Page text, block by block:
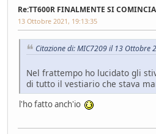
Re:TT600R FINALMENTE SI
13 Ottobre 2021, 19:13:35
Citazione di: MIC7209 il 13 Ottobre
Nel frattempo ho lucidato gli
di tutto il vestiario che stava
l'ho fatto anch'io